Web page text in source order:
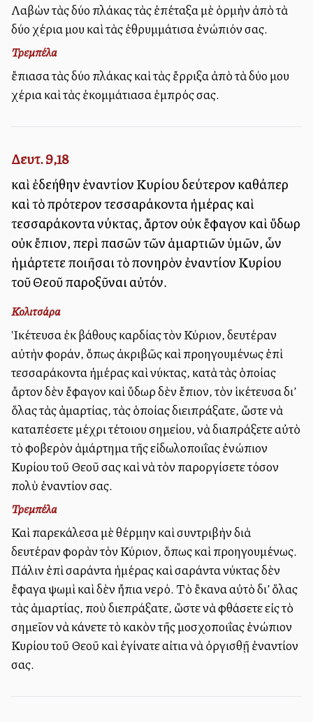
Λαβὼν τὰς δύο πλάκας τὰς ἐπέταξα μὲ ὁρμὴν ἀπὸ τὰ
δύο χέρια μου καὶ τὰς ἐθρυμμάτισα ἐνώπιόν σας.
Τρεμπέλα
ἔπιασα τὰς δύο πλάκας καὶ τὰς ἔρριξα ἀπὸ τὰ δύο μου
χέρια καὶ τὰς ἐκομμάτιασα ἐμπρός σας.
Δευτ. 9,18
καὶ ἐδεήθην ἐναντίον Κυρίου δεύτερον καθάπερ
καὶ τὸ πρότερον τεσσαράκοντα ἡμέρας καὶ
τεσσαράκοντα νύκτας, ἄρτον οὐκ ἔφαγον καὶ ὕδωρ
οὐκ ἔπιον, περὶ πασῶν τῶν ἁμαρτιῶν ὑμῶν, ὧν
ἡμάρτετε ποιῆσαι τὸ πονηρὸν ἐναντίον Κυρίου
τοῦ Θεοῦ παροξῦναι αὐτόν.
Κολιτσάρα
Ἱκέτευσα ἐκ βάθους καρδίας τὸν Κύριον, δευτέραν
αὐτὴν φοράν, ὅπως ἀκριβῶς καὶ προηγουμένως ἐπὶ
τεσσαράκοντα ἡμέρας καὶ νύκτας, κατὰ τὰς ὁποίας
ἄρτον δὲν ἔφαγον καὶ ὕδωρ δὲν ἔπιον, τὸν ἱκέτευσα δι’
ὅλας τὰς ἁμαρτίας, τὰς ὁποίας διειπράξατε, ὥστε νὰ
καταπέσετε μέχρι τέτοιου σημείου, νὰ διαπράξετε αὐτὸ
τὸ φοβερὸν ἁμάρτημα τῆς εἰδωλοποιΐας ἐνώπιον
Κυρίου τοῦ Θεοῦ σας καὶ νὰ τὸν παροργίσετε τόσον
πολὺ ἐναντίον σας.
Τρεμπέλα
Καὶ παρεκάλεσα μὲ θέρμην καὶ συντριβὴν διὰ
δευτέραν φορὰν τὸν Κύριον, ὅπως καὶ προηγουμένως.
Πάλιν ἐπὶ σαράντα ἡμέρας καὶ σαράντα νύκτας δὲν
ἔφαγα ψωμὶ καὶ δὲν ἤπια νερό. Τὸ ἔκανα αὐτὸ δι’ ὅλας
τὰς ἁμαρτίας, ποὺ διεπράξατε, ὥστε νὰ φθάσετε εἰς τὸ
σημεῖον νὰ κάνετε τὸ κακὸν τῆς μοσχοποιΐας ἐνώπιον
Κυρίου τοῦ Θεοῦ καὶ ἐγίνατε αἰτια νὰ ὀργισθῇ ἐναντίον
σας.